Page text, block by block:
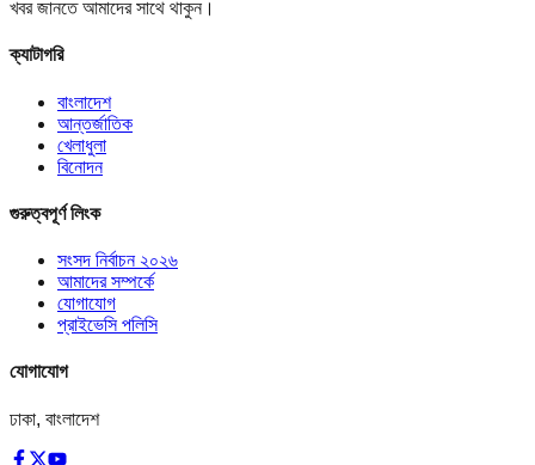
খবর জানতে আমাদের সাথে থাকুন।
ক্যাটাগরি
বাংলাদেশ
আন্তর্জাতিক
খেলাধুলা
বিনোদন
গুরুত্বপূর্ণ লিংক
সংসদ নির্বাচন ২০২৬
আমাদের সম্পর্কে
যোগাযোগ
প্রাইভেসি পলিসি
যোগাযোগ
ঢাকা, বাংলাদেশ